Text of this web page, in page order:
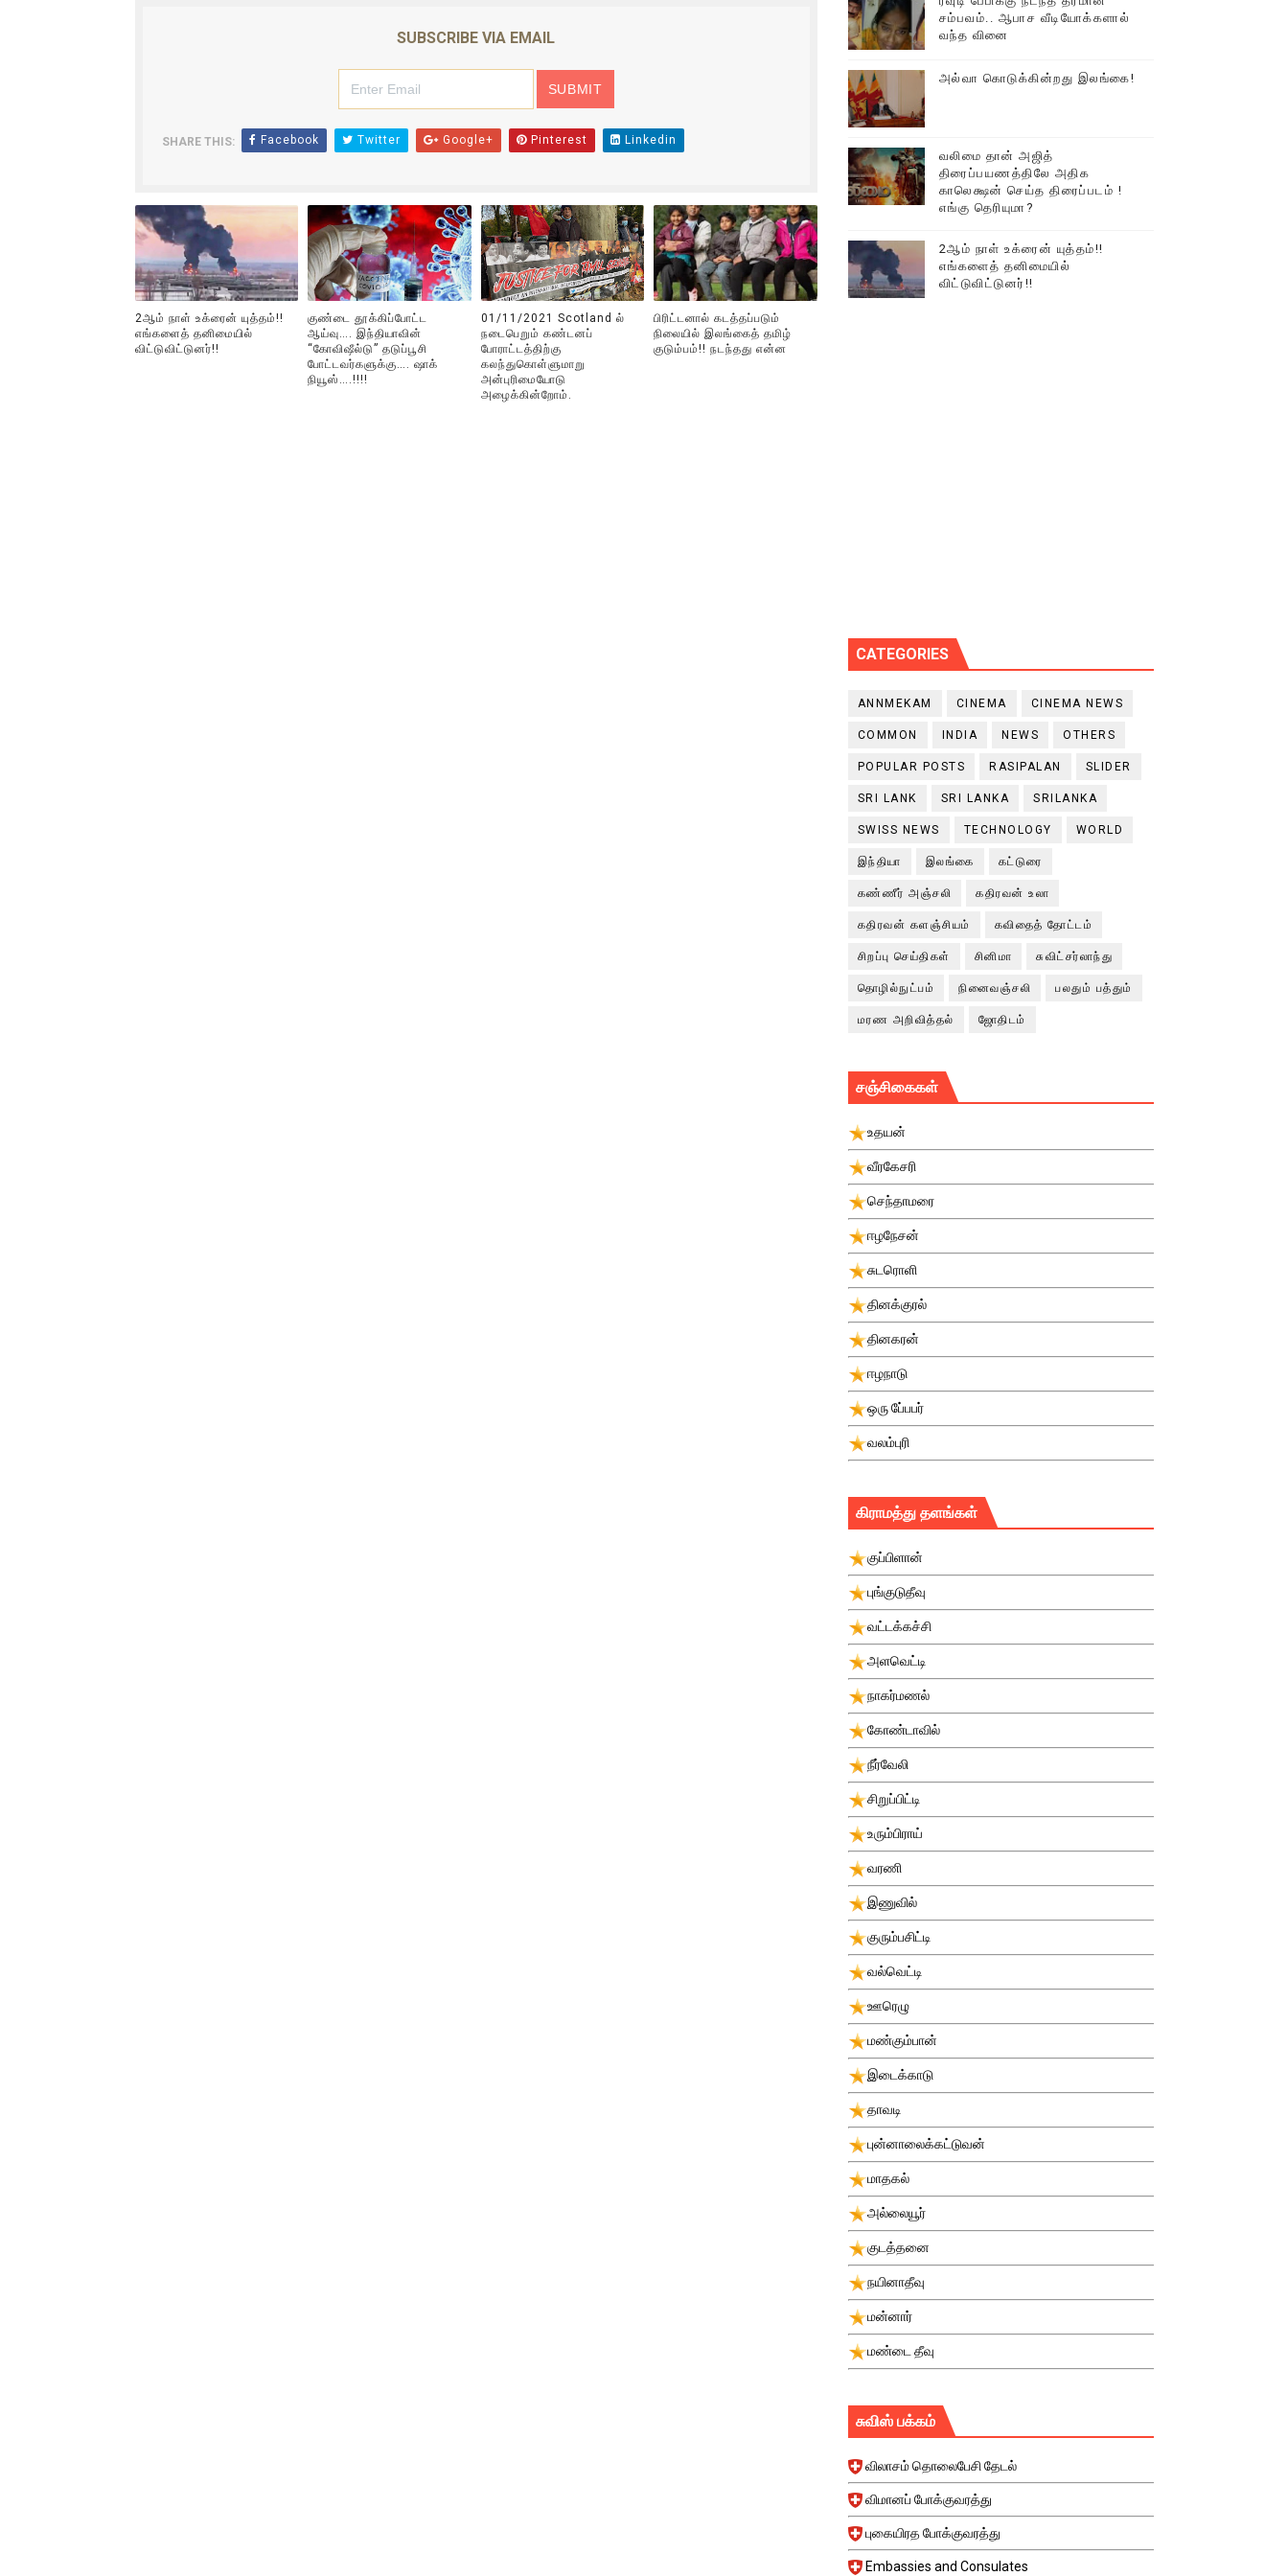
ஐ.நா முன்றலில் சீரற்ற காலநிலையிலும் தமிழின அழிப்பிற்கு நீதி கேட்டு நடைபெற்ற கவனயீர்ப்புப் போராட்டத்தில் திரண்ட தமிழ்மக்கள்!!
இளையராஜா – கமல் அவசர சந்திப்பு (படங்கள், விடியோ)
ஜனாதிபதி ஐக்கிய நாடுகளின் பொதுச் சபை கூட்டத்தில் இன்று உரை
32 CM விநோத கன்றுக்குட்டி! (வீடியோ)
SUBSCRIBE VIA EMAIL
SHARE THIS: Facebook Twitter Google+ Pinterest Linkedin
2ஆம் நாள் உக்ரைன் யுத்தம்!!
எங்களைத் தனிமையில்
விட்டுவிட்டுனர்!!
குண்டை தூக்கிப்போட்ட
ஆய்வு…. இந்தியாவின்
“கோவிஷீல்டு” தடுப்பூசி
போட்டவர்களுக்கு…. ஷாக்
நியூஸ்….!!!!
01/11/2021 Scotland ல்
நடைபெறும் கண்டனப்
போராட்டத்திற்கு
கலந்துகொள்ளுமாறு
அன்புரிமையோடு
அழைக்கின்றோம்.
பிரிட்டனால் கடத்தப்படும்
நிலையில் இலங்கைத் தமிழ்
குடும்பம்!! நடந்தது என்ன
சம்பவம்.. ஆபாச வீடியோக்களால்
வந்த வினை
அல்வா கொடுக்கின்றது இலங்கை!
வலிமை தான் அஜித்
திரைப்பயணத்திலே அதிக
காலெக்ஷன் செய்த திரைப்படம் !
எங்கு தெரியுமா?
2ஆம் நாள் உக்ரைன் யுத்தம்!!
எங்களைத் தனிமையில்
விட்டுவிட்டுனர்!!
CATEGORIES
ANNMEKAM CINEMA CINEMA NEWS
COMMON INDIA NEWS OTHERS
POPULAR POSTS RASIPALAN SLIDER
SRI LANK SRI LANKA SRILANKA
SWISS NEWS TECHNOLOGY WORLD
இந்தியா இலங்கை கட்டுரை
கண்ணீர் அஞ்சலி கதிரவன் உலா
கதிரவன் களஞ்சியம் கவிதைத் தோட்டம்
சிறப்பு செய்திகள் சினிமா சுவிட்சர்லாந்து
தொழில்நுட்பம் நினைவஞ்சலி பலதும் பத்தும்
மரண அறிவித்தல் ஜோதிடம்
சஞ்சிகைகள்
உதயன்
வீரகேசரி
செந்தாமரை
ஈழநேசன்
சுடரொளி
தினக்குரல்
தினகரன்
ஈழநாடு
ஒரு பே்பபர்
வலம்புரி
கிராமத்து தளங்கள்
குப்பிளான்
புங்குடுதீவு
வட்டக்கச்சி
அளவெட்டி
நாகர்மணல்
கோண்டாவில்
நீர்வேலி
சிறுப்பிட்டி
உரும்பிராய்
வரணி
இணுவில்
குரும்பசிட்டி
வல்வெட்டி
ஊரெழு
மண்கும்பான்
இடைக்காடு
தாவடி
புன்னாலைக்கட்டுவன்
மாதகல்
அல்லையூர்
குடத்தனை
நயினாதீவு
மன்னார்
மண்டை தீவு
சுவிஸ் பக்கம்
விலாசம் தொலைபேசி தேடல்
விமானப் போக்குவரத்து
புகையிரத போக்குவரத்து
Embassies and Consulates